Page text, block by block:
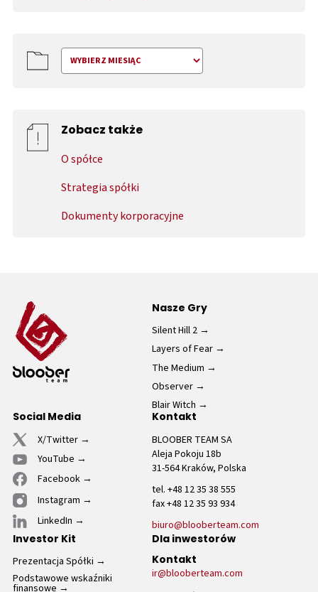
Zobacz także
O spółce
Strategia spółki
Dokumenty korporacyjne
Nasze Gry
Silent Hill 2
Layers of Fear
The Medium
Observer
Blair Witch
Social Media
X/Twitter
YouTube
Facebook
Instagram
LinkedIn
Kontakt
BLOOBER TEAM SA
Aleja Pokoju 18b
31-564 Kraków, Polska
tel. +48 12 35 38 555
fax +48 12 35 93 934
biuro@blooberteam.com
Investor Kit
Prezentacja Spółki
Podstawowe wskaźniki
finansowe
Dla inwestorów
Kontakt
ir@blooberteam.com